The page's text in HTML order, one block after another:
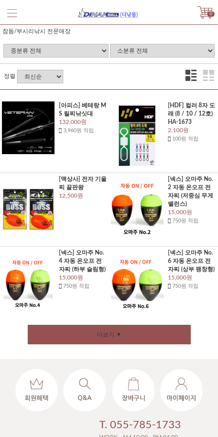
0
참돔/부시리낚시 전문매장
정렬
[아피스] 베테랑 M
S 릴찌낚싯대
132,000원
3,960원 적립
[HDF] 컬러 8자 도
래 (8 / 10 / 12호)
HA-1673
2,100원
100원 적립
[맥상사] 전자 기울
찌 끝판왕
12,500원
[넥스] 오마주 No.
2 자동 온오프 전
자찌 (저중심 무게
밸런스)
15,000원
750원 적립
[넥스] 오마주 No.
4 자동 온오프 전
자찌 (하부 슬림형)
15,000원
750원 적립
[넥스] 오마주 No.
6 자동 온오프 전
자찌 (상부 팽창형)
15,000원
750원 적립
더보기 ▼
T. 055-785-1733